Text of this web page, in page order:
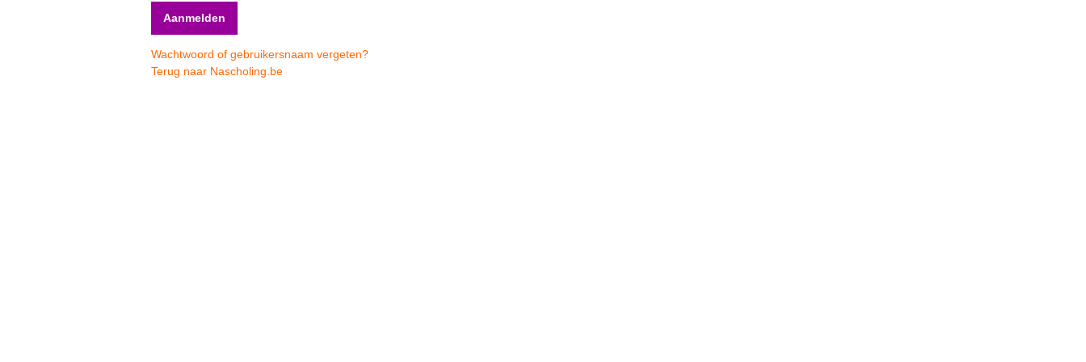
Wachtwoord of gebruikersnaam vergeten?
Terug naar Nascholing.be